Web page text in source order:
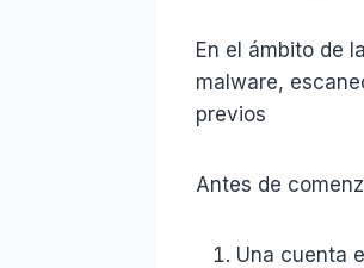
En el ámbito de
malware,
previos
Antes de
Una cuenta